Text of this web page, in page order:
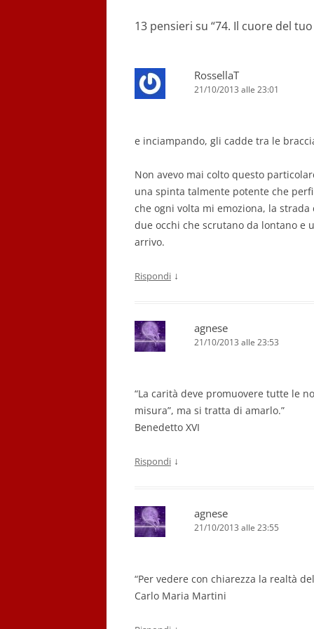
13 pensieri su “74. Il cuore del
RossellaT
21/10/2013 alle 23:01
e inciampando, gli cadde tra le
Non avevo mai colto questo
una spinta talmente potente che
che ogni volta mi emoziona, la
due occhi che scrutano da lontano e
arrivo.
Rispondi ↓
agnese
21/10/2013 alle 23:53
“La carità deve promuovere tutte le
misura”, ma si tratta di amarlo.”
Benedetto XVI
Rispondi ↓
agnese
21/10/2013 alle 23:55
“Per vedere con chiarezza la realtà
Carlo Maria Martini